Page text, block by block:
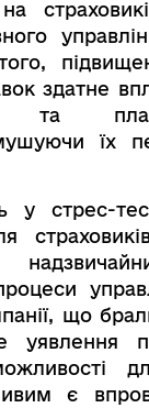
здатне
та
їх
що
уявлення
є